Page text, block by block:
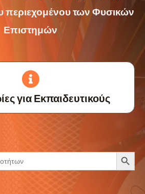
περιεχομένου των Φυσικών
Επιστημών
για Εκπαιδευτικούς
Search Button